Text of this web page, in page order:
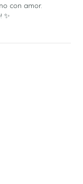
con amor.
✨